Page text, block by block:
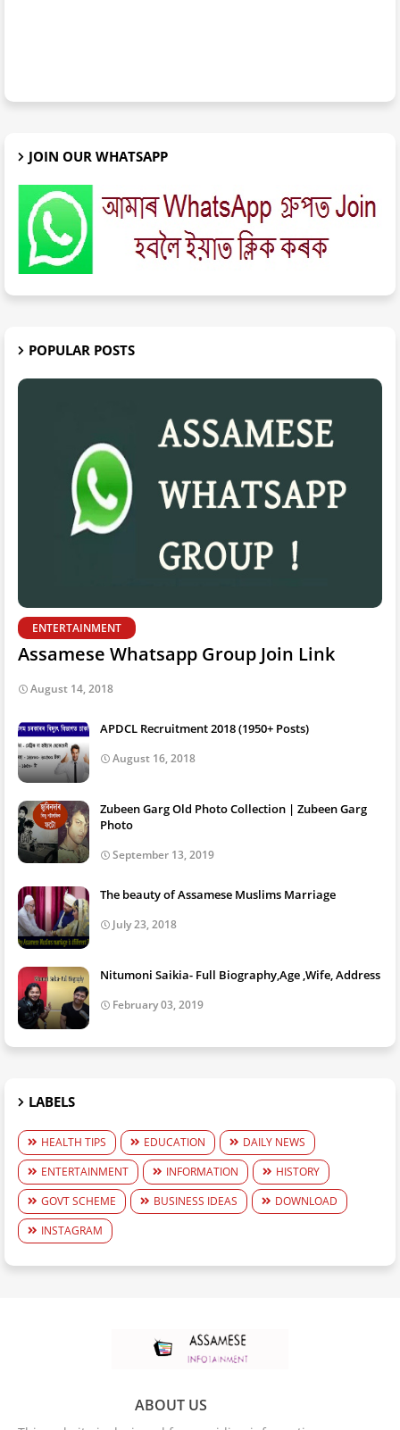
JOIN OUR WHATSAPP
POPULAR POSTS
ENTERTAINMENT
Assamese Whatsapp Group Join Link
August 14, 2018
APDCL Recruitment 2018 (1950+ Posts)
August 16, 2018
Zubeen Garg Old Photo Collection | Zubeen Garg
Photo
September 13, 2019
The beauty of Assamese Muslims Marriage
July 23, 2018
Nitumoni Saikia- Full Biography,Age ,Wife, Address
February 03, 2019
LABELS
HEALTH TIPS EDUCATION
DAILY NEWS
ENTERTAINMENT
INFORMATION
HISTORY
GOVT SCHEME
BUSINESS IDEAS
DOWNLOAD
INSTAGRAM
ABOUT US